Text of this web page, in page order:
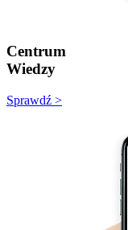
Centrum
Wiedzy
Sprawdź >